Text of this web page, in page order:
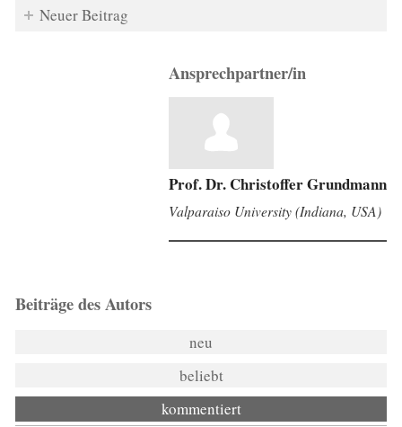
Neuer Beitrag
Ansprechpartner/in
Prof. Dr. Christoffer Grundmann
Valparaiso University (Indiana, USA)
Beiträge des Autors
neu
beliebt
kommentiert